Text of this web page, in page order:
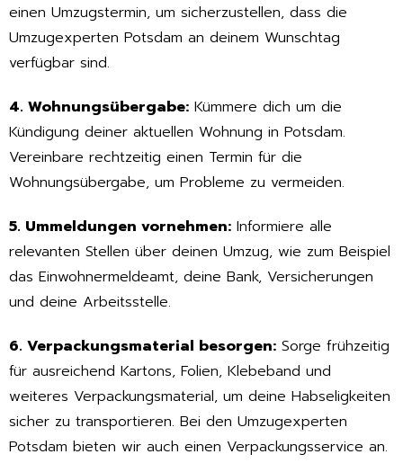
einen Umzugstermin, um sicherzustellen, dass die
Umzugexperten Potsdam an deinem Wunschtag
verfügbar sind.
4. Wohnungsübergabe: Kümmere dich um die
Kündigung deiner aktuellen Wohnung in Potsdam.
Vereinbare rechtzeitig einen Termin für die
Wohnungsübergabe, um Probleme zu vermeiden.
5. Ummeldungen vornehmen: Informiere alle
relevanten Stellen über deinen Umzug, wie zum Beispiel
das Einwohnermeldeamt, deine Bank, Versicherungen
und deine Arbeitsstelle.
6. Verpackungsmaterial besorgen: Sorge frühzeitig
für ausreichend Kartons, Folien, Klebeband und
weiteres Verpackungsmaterial, um deine Habseligkeiten
sicher zu transportieren. Bei den Umzugexperten
Potsdam bieten wir auch einen Verpackungsservice an.